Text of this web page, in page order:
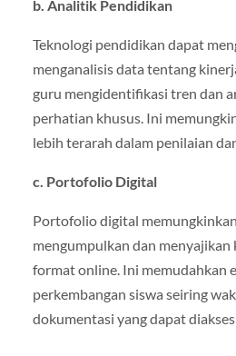
b. Analitik Pendidikan
Teknologi pendidikan dapat
menganalisis data tentang
guru mengidentifikasi tren dan
perhatian khusus. Ini
lebih terarah dalam penilaian
c. Portofolio Digital
Portofolio digital
mengumpulkan dan menyajikan
format online. Ini memudahkan
perkembangan siswa seiring
dokumentasi yang dapat